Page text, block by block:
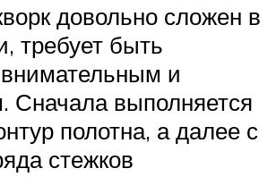
довольно сложен в
требует быть
и
Сначала выполняется
полотна, а далее с
стежков